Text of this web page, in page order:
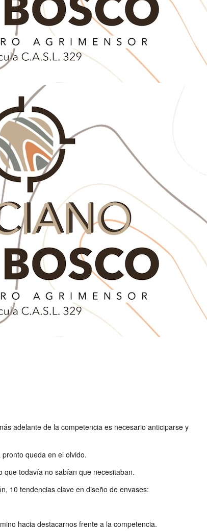
adelante de la competencia es necesario anticiparse y
queda en el olvido.
que todavía no sabían que necesitaban.
10 tendencias clave en diseño de envases:
hacia destacarnos frente a la competencia.